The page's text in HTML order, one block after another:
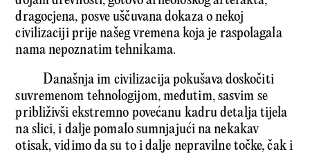
dragocjena, posve uščuvana dokaza o nekoj
civilizaciji prije našeg vremena koja je raspolagala
nama nepoznatim tehnikama.
Današnja im civilizacija pokušava doskočiti
suvremenom tehnologijom, međutim, sasvim se
približivši ekstremno povećanu kadru detalja tijela
na slici, i dalje pomalo sumnjajući na nekakav
otisak, vidimo da su to i dalje nepravilne točke, čak i